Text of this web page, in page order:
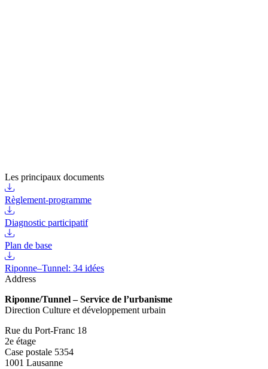
Les principaux documents
Règlement-programme
Diagnostic participatif
Plan de base
Riponne–Tunnel: 34 idées
Address
Riponne/Tunnel – Service de l’urbanisme
Direction Culture et développement urbain
Rue du Port-Franc 18
2e étage
Case postale 5354
1001 Lausanne